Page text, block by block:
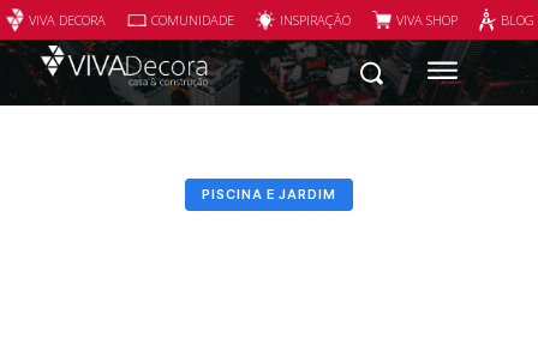
VIVA DECORA COMUNIDADE INSPIRAÇÃO VIVA SHOP
PISCINA E JARDIM